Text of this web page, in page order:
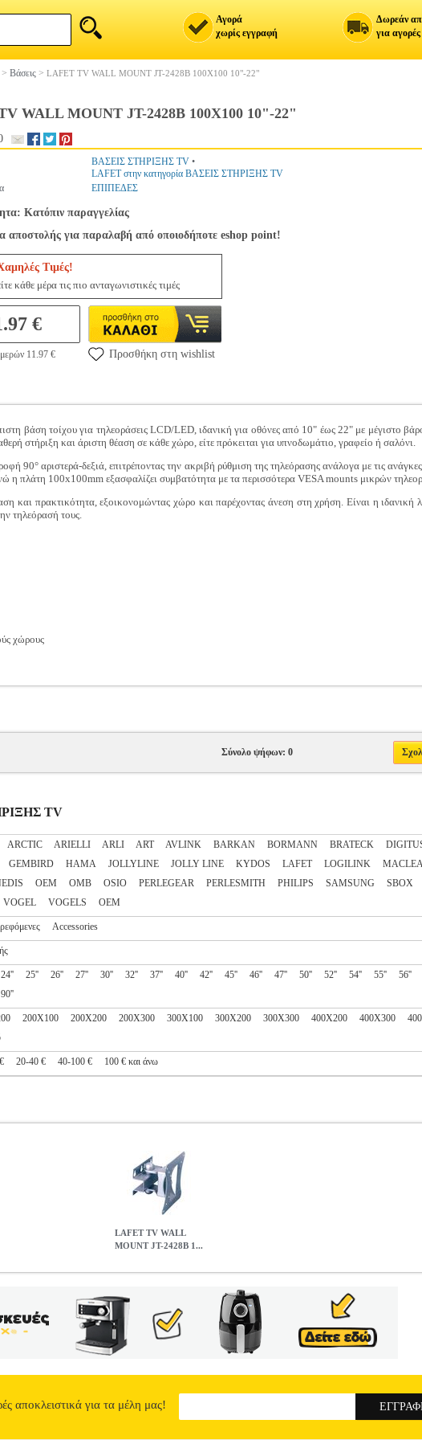
Αγορά
χωρίς εγγραφή
Δωρεάν
για
> Βάσεις > LAFET TV WALL MOUNT JT-2428B 100Χ100 10"-22"
WALL MOUNT JT-2428B 100Χ100 10"-22"
ΒΑΣΕΙΣ ΣΤΗΡΙΞΗΣ TV •
LAFET στην κατηγορία ΒΑΣΕΙΣ ΣΤΗΡΙΞΗΣ TV
ΕΠΙΠΕΔΕΣ
Κατόπιν παραγγελίας
αποστολής για παραλαβή από οποιοδήποτε eshop point!
Τιμές!
κάθε μέρα τις πιο ανταγωνιστικές τιμές
€
11.97 € Προσθήκη στη wishlist
βάση τοίχου για τηλεοράσεις LCD/LED, ιδανική για οθόνες από 10" έως 22" με μέγιστο
στήριξη και άριστη θέαση σε κάθε χώρο, είτε πρόκειται για υπνοδωμάτιο, γραφείο ή σαλόνι.
90° αριστερά-δεξιά, επιτρέποντας την ακριβή ρύθμιση της τηλεόρασης ανάλογα με τις
η πλάτη 100x100mm εξασφαλίζει συμβατότητα με τα περισσότερα VESA mounts μικρών
και πρακτικότητα, εξοικονομώντας χώρο και παρέχοντας άνεση στη χρήση. Είναι η ιδανική
τηλεόρασή τους.
χώρους
Σύνολο ψήφων: 0
TV
ARCTIC ARIELLI ARLI ART AVLINK BARKAN BORMANN BRATECK
GEMBIRD HAMA JOLLYLINE JOLLY LINE KYDOS LAFET LOGILINK
OEM OMB OSIO PERLEGEAR PERLESMITH PHILIPS SAMSUNG SBOX
VOGEL VOGELS ΟΕΜ
Accessories
24'' 25'' 26'' 27'' 30'' 32'' 37'' 40'' 42'' 45'' 46'' 47'' 50'' 52'' 54'' 55'' 56''
90''
200X100 200X200 200X300 300X100 300X200 300X300 400X200 400X300
20-40 € 40-100 € 100 € και άνω
LAFET TV WALL
MOUNT JT-2428B 1...
ΣΤΗΡΙΞΗΣ TV Η LAFET JT-2428B είναι μια στιβαρή και αξιόπιστη βάση
μέγιστο βάρος 20kg. Σχεδιασμένη για εύκολη και ασφαλή εγκατάσταση,
υπνοδωμάτιο, γραφείο ή σαλόνι. Η βάση διαθέτει κλίση 20° πάνω-κάτω και
ανάλογα με τις ανάγκες θέασης. Το κομψό μαύρο χρώμα ταιριάζει αρμονικά
τα περισσότερα VESA mounts μικρών τηλεοράσεων. Η LAFET JT-2428B
για: υπνοδωμάτια, γραφεία, μικρούς χώρους • Εγγύηση: 2 χρόνιαLAFET TV
100Χ100 10"-22"
αποκλειστικά για τα μέλη μας!